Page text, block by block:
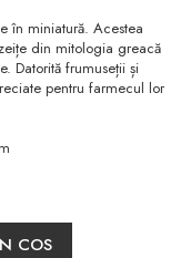
în miniatură. Acestea
din mitologia greacă
Datorită frumuseții și
pentru farmecul lor
COS